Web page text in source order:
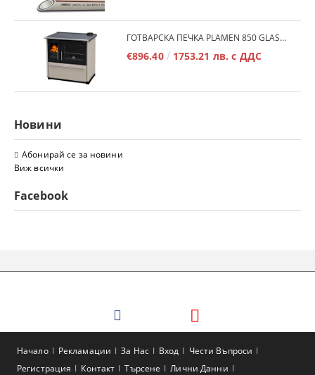
ГОТВАРСКА ПЕЧКА PLAMEN 850 GLAS 11KW
€896.40 1753.21 лв. с ДДС
Новини
Абонирай се за новини
Виж всички
Facebook
Начало Рекламации За Нас Вход
Чести Въпроси
Регистрация
Контакт Търсене Лични Данни